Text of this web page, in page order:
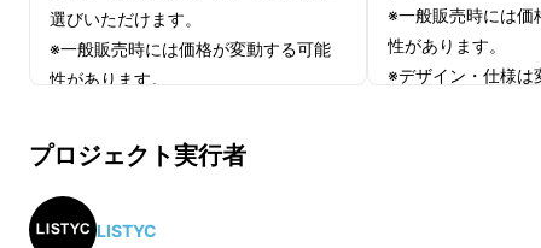
選びいただけます。
※一般販売時には価格が変動する可能
性があります。
もございます。ご了承ください。
※ご注文状況、使用部材の供給状況、
製造工程上の都合等により出荷時期が
遅れる場合があります。
※一般販売時には価
性があります。
※デザイン・仕様は
プロジェクト実行者
LISTYC